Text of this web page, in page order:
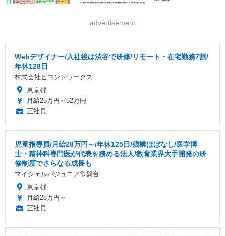
advertisement
Webデザイナー/入社後は渋谷で研修/リモート・在宅勤務7割/
年休128日
株式会社ビヨンドワークス
東京都
月給25万円～52万円
正社員
児童指導員/月給28万円～/年休125日/残業ほぼなし/医学博
士・精神科専門医が代表を務める法人/教育業界大手開発の研
修制度でさらなる成長も
マイシェルパジュニア常盤台
東京都
月給28万円～
正社員